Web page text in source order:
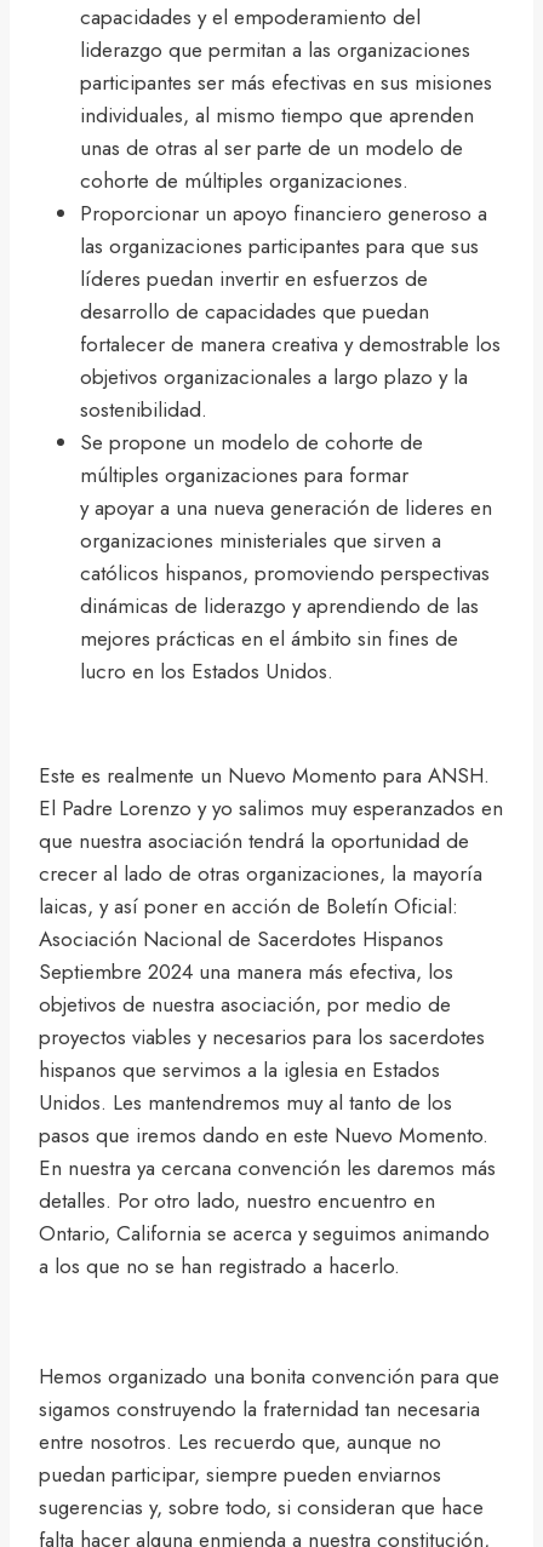
capacidades y el empoderamiento del
liderazgo que permitan a las organizaciones
participantes ser más efectivas en sus misiones
individuales, al mismo tiempo que aprenden
unas de otras al ser parte de un modelo de
cohorte de múltiples organizaciones.
Proporcionar un apoyo financiero generoso a
las organizaciones participantes para que sus
líderes puedan invertir en esfuerzos de
desarrollo de capacidades que puedan
fortalecer de manera creativa y demostrable los
objetivos organizacionales a largo plazo y la
sostenibilidad.
Se propone un modelo de cohorte de
múltiples organizaciones para formar
y apoyar a una nueva generación de lideres en
organizaciones ministeriales que sirven a
católicos hispanos, promoviendo perspectivas
dinámicas de liderazgo y aprendiendo de las
mejores prácticas en el ámbito sin fines de
lucro en los Estados Unidos.
Este es realmente un Nuevo Momento para ANSH.
El Padre Lorenzo y yo salimos muy esperanzados en
que nuestra asociación tendrá la oportunidad de
crecer al lado de otras organizaciones, la mayoría
laicas, y así poner en acción de Boletín Oficial:
Asociación Nacional de Sacerdotes Hispanos
Septiembre 2024 una manera más efectiva, los
objetivos de nuestra asociación, por medio de
proyectos viables y necesarios para los sacerdotes
hispanos que servimos a la iglesia en Estados
Unidos. Les mantendremos muy al tanto de los
pasos que iremos dando en este Nuevo Momento.
En nuestra ya cercana convención les daremos más
detalles. Por otro lado, nuestro encuentro en
Ontario, California se acerca y seguimos animando
a los que no se han registrado a hacerlo.
Hemos organizado una bonita convención para que
sigamos construyendo la fraternidad tan necesaria
entre nosotros. Les recuerdo que, aunque no
puedan participar, siempre pueden enviarnos
sugerencias y, sobre todo, si consideran que hace
falta hacer alguna enmienda a nuestra constitución,